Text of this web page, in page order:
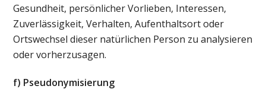
Gesundheit, persönlicher Vorlieben, Interessen,
Zuverlässigkeit, Verhalten, Aufenthaltsort oder
Ortswechsel dieser natürlichen Person zu analysieren
oder vorherzusagen.
f) Pseudonymisierung